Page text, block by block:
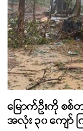
မြောက်ဦးကို စ
အလုံး ၃၀ ကျော်